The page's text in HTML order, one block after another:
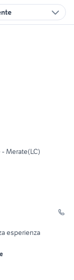
Merate(LC)
esperienza